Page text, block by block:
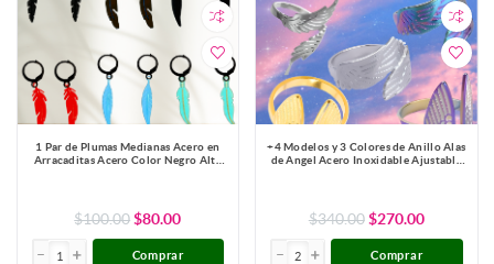
1 Par de Plumas Medianas Acero en
Arracaditas Acero Color Negro Alta
$100.00 $80.00
Comprar
+4 Modelos y 3 Colores de Anillo Alas
de Angel Acero Inoxidable Ajustable
$340.00 $270.00
Comprar